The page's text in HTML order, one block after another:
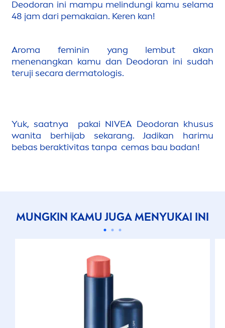
Deodoran ini mampu melindungi kamu selama
48 jam dari pemakaian. Keren kan!
Aroma feminin yang lembut akan
menenangkan kamu dan Deodoran ini sudah
teruji secara dermatologis.
Yuk, saatnya pakai NIVEA Deodoran khusus
wanita berhijab sekarang. Jadikan harimu
bebas beraktivitas tanpa cemas bau badan!
MUNGKIN KAMU JUGAMENYUKAI INI